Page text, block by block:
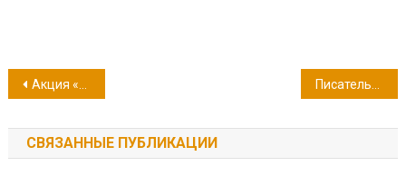
Навигация
по
записям
Акция «Рисуем Победу»
СВЯЗАННЫЕ ПУБЛИКАЦИИ